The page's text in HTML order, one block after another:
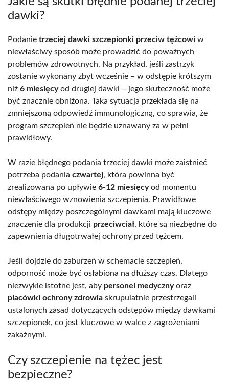
dawki?
Podanie trzeciej dawki szczepionki przeciw tężcowi w
niewłaściwy sposób może prowadzić do poważnych
problemów zdrowotnych. Na przykład, jeśli zastrzyk
zostanie wykonany zbyt wcześnie – w odstępie krótszym
niż 6 miesięcyod drugiej dawki – jego skuteczność może
być znacznie obniżona. Taka sytuacja przekłada się na
zmniejszoną odpowiedź immunologiczną, co sprawia, że
program szczepień nie będzie uznawany za w pełni
prawidłowy.
W razie błędnego podania trzeciej dawki może zaistnieć
potrzeba podania czwartej, która powinna być
zrealizowana po upływie 6-12 miesięcyod momentu
niewłaściwego wznowienia szczepienia. Prawidłowe
odstępy między poszczególnymi dawkami mają kluczowe
znaczenie dla produkcji przeciwciał, które są niezbędne do
zapewnienia długotrwałej ochrony przed tężcem.
Jeśli dojdzie do zaburzeń w schemacie szczepień,
odporność może być osłabiona na dłuższy czas. Dlatego
niezwykle istotne jest, aby personel medycznyoraz
placówki ochrony zdrowia skrupulatnie przestrzegali
ustalonych zasad dotyczących odstępów między dawkami
szczepionek, co jest kluczowe w walce z zagrożeniami
zakaźnymi.
Czy szczepienie na tężec jest
bezpieczne?